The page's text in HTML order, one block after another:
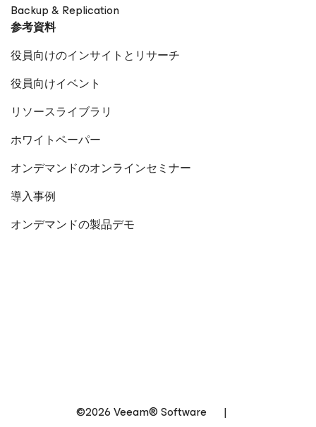
Backup & Replication
参考資料
役員向けのインサイトとリサーチ
役員向けイベント
リソースライブラリ
ホワイトペーパー
オンデマンドのオンラインセミナー
導入事例
オンデマンドの製品デモ
©2026 Veeam® Software
|